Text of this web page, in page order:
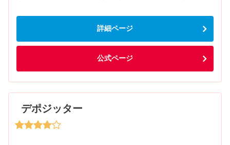
詳細ページ
公式ページ
デポジッター